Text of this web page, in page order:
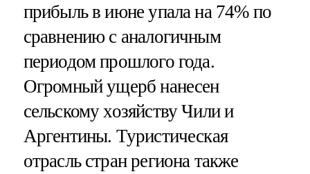
прибыль в июне упала на 74% по
сравнению с аналогичным
периодом прошлого года.
Огромный ущерб нанесен
сельскому хозяйству Чили и
Аргентины. Туристическая
отрасль стран региона также